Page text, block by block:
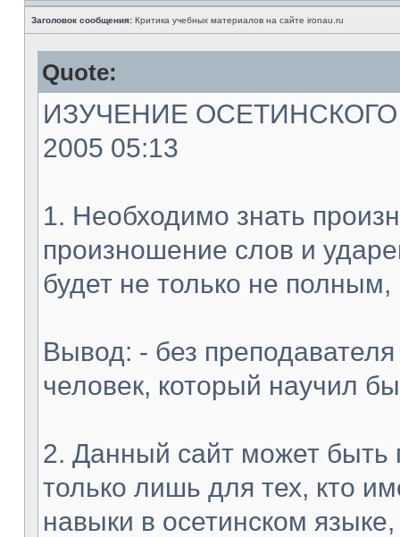
Заголовок сообщения: Критика учебных материалов на сайте ironau.ru
Quote:
ИЗУЧЕНИЕ ОСЕТИНСКОГО
2005 05:13
1. Необходимо знать
произношение слов и
будет не только не
Вывод: - без
человек, который научил
2. Данный сайт может быть
только лишь для тех, кто
навыки в осетинском